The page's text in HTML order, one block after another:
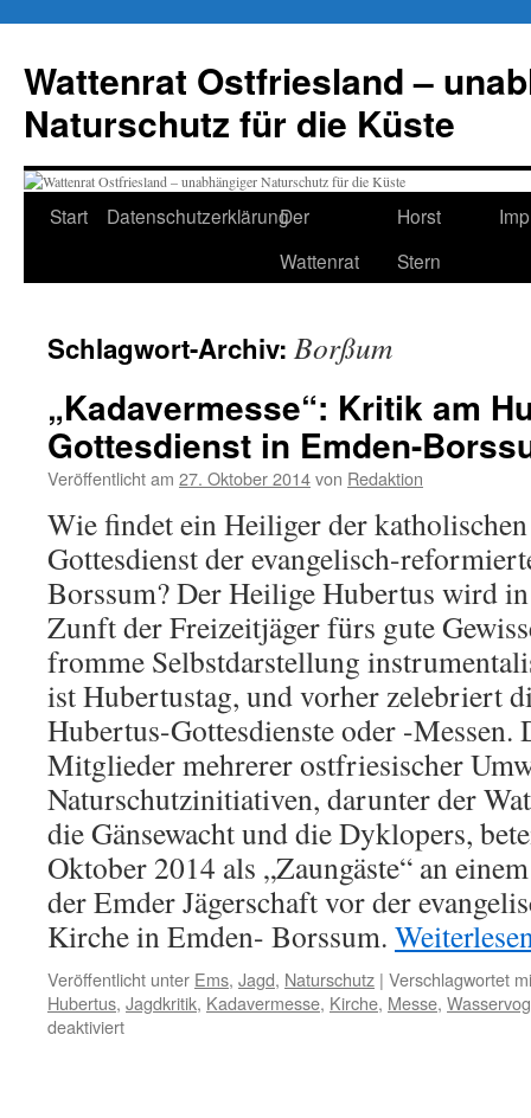
springen
Wattenrat Ostfriesland –
Naturschutz für die Küste
Start DatenschutzerklärungDer
Wattenrat
Horst
Stern
Schlagwort-Archiv: Borßum
„Kadavermesse“: Kritik am
Gottesdienst in Emden-
Veröffentlicht am 27. Oktober 2014von Redaktion
Wie findet ein Heiliger der
Gottesdienst der evangelisch-
Borssum? Der Heilige Hubertus wird
Zunft der Freizeitjäger fürs gute
fromme Selbstdarstellung
ist Hubertustag, und vorher zelebriert
Hubertus-Gottesdienste oder -Messen.
Mitglieder mehrerer ostfriesischer
Naturschutzinitiativen, darunter der
die Gänsewacht und die Dyklopers,
Oktober 2014 als „Zaungäste“ an
der Emder Jägerschaft vor der
Kirche in Emden- Borssum.
Veröffentlicht unter Ems, Jagd, Naturschutz | Verschlagwortet
Hubertus, Jagdkritik, Kadavermesse, Kirche, Messe,
deaktiviertfür